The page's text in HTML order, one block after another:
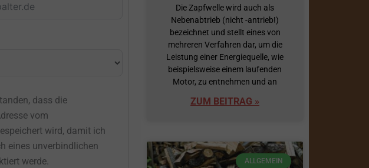
dass die
vom
wird, damit ich
eines unverbindlichen
werde.
Die Zapfwelle wird auch als
Nebenabtrieb (nicht -antrieb!)
bezeichnet und stellt eines von
mehreren Verfahren dar, um die
Leistung einer Energiequelle, wie
beispielsweise einem laufenden
Motor, zu entnehmen und an
ZUM BEITRAG »
ALLGEMEIN